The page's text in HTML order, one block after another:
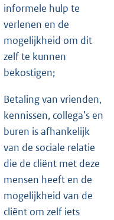
informele hulp te
verlenen en de
mogelijkheid om dit
zelf te kunnen
bekostigen;
Betaling van vrienden,
kennissen, collega’s en
buren is afhankelijk
van de sociale relatie
die de cliënt met deze
mensen heeft en de
mogelijkheid van de
cliënt om zelf iets